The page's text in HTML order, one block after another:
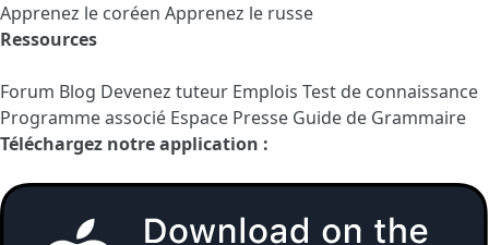
Apprenez le coréen Apprenez le russe
Ressources
Forum Blog Devenez tuteur Emplois Test de connaissance
Programme associé Espace Presse Guide de Grammaire
Téléchargez notre application :